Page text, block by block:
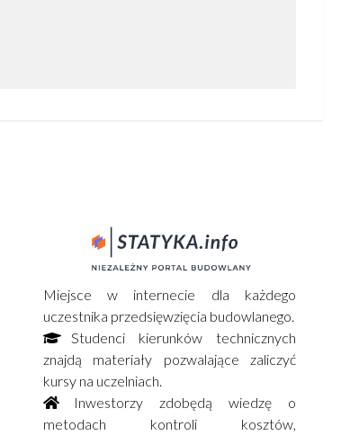
Miejsce w internecie dla każdego
uczestnika przedsięwzięcia budowlanego.
Studenci kierunków technicznych
znajdą materiały pozwalające zaliczyć
kursy na uczelniach.
Inwestorzy zdobędą wiedzę o
metodach kontroli kosztów,